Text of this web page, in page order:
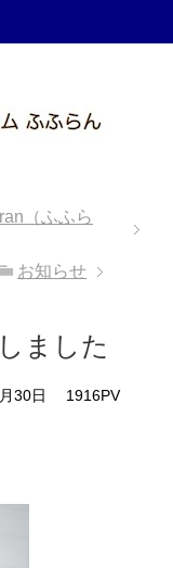
（ふふら
お知らせ
ました
30日 1916PV